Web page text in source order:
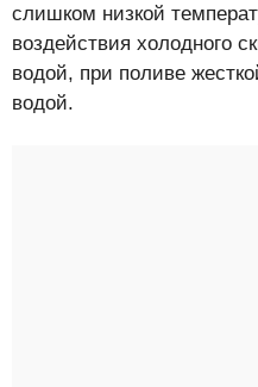
слишком низкой
воздействия холодного
водой, при поливе
водой.